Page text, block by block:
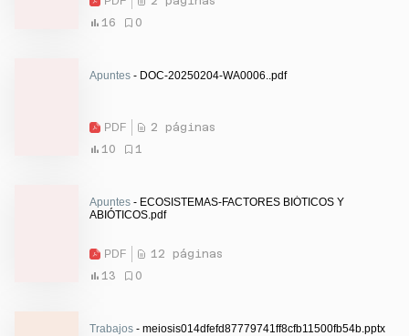
16
0
Apuntes - DOC-20250204-WA0006..pdf
PDF
2 páginas
10
1
Apuntes - ECOSISTEMAS-FACTORES BIÓTICOS Y
ABIÓTICOS.pdf
PDF
12 páginas
13
0
Trabajos - meiosis014dfefd87779741ff8cfb11500fb54b.pptx